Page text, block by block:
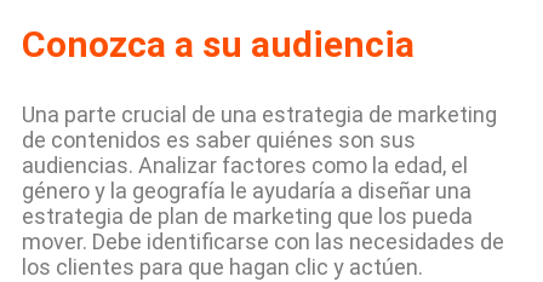
Conozca a su audiencia
Una parte crucial de una estrategia de marketing
de contenidos es saber quiénes son sus
audiencias. Analizar factores como la edad, el
género y la geografía le ayudaría a diseñar una
estrategia de plan de marketing que los pueda
mover. Debe identificarse con las necesidades de
los clientes para que hagan clic y actúen.